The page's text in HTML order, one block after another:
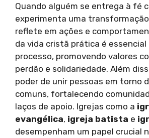
Quando alguém se entrega à fé
experimenta uma
reflete em ações e
da vida cristã prática é essencial
processo, promovendo valores
perdão e solidariedade. Além
poder de unir pessoas em torno
comuns, fortalecendo
laços de apoio. Igrejas como a
evangélica, igreja batista e
desempenham um papel crucial